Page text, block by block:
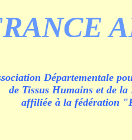
Départementale
de Tissus Humains et de la
affiliée à la fédération